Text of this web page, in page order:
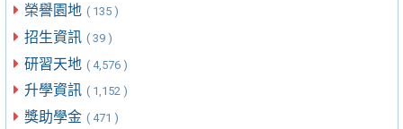
榮譽園地 ( 135 )
招生資訊 ( 39 )
研習天地 ( 4,576 )
升學資訊 ( 1,152 )
獎助學金 ( 471 )